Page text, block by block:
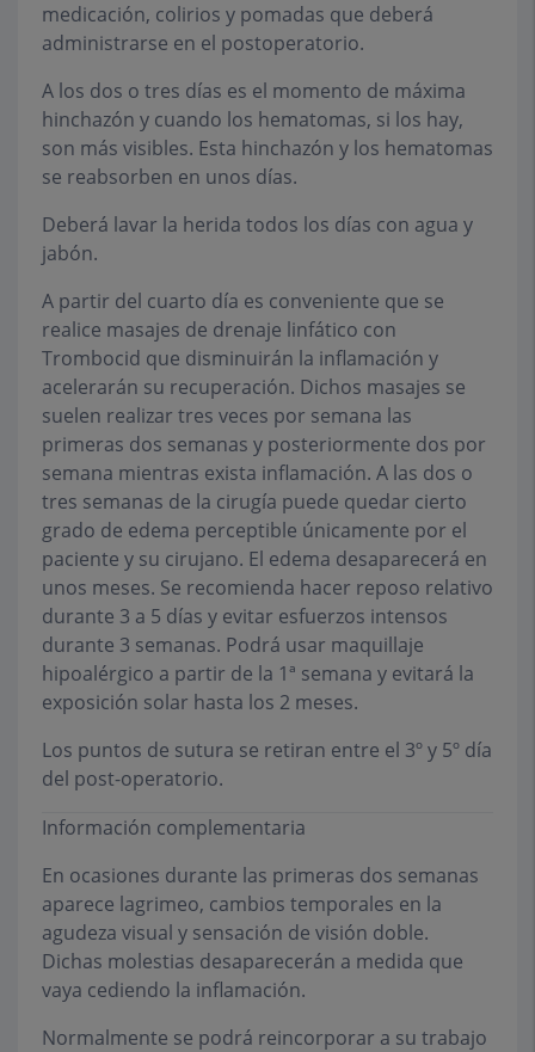
medicación, colirios y pomadas que deberá
administrarse en el postoperatorio.
A los dos o tres días es el momento de máxima
hinchazón y cuando los hematomas, si los hay,
son más visibles. Esta hinchazón y los hematomas
se reabsorben en unos días.
Deberá lavar la herida todos los días con agua y
jabón.
A partir del cuarto día es conveniente que se
realice masajes de drenaje linfático con
Trombocid que disminuirán la inflamación y
acelerarán su recuperación. Dichos masajes se
suelen realizar tres veces por semana las
primeras dos semanas y posteriormente dos por
semana mientras exista inflamación. A las dos o
tres semanas de la cirugía puede quedar cierto
grado de edema perceptible únicamente por el
paciente y su cirujano. El edema desaparecerá en
unos meses. Se recomienda hacer reposo relativo
durante 3 a 5 días y evitar esfuerzos intensos
durante 3 semanas. Podrá usar maquillaje
hipoalérgico a partir de la 1ª semana y evitará la
exposición solar hasta los 2 meses.
Los puntos de sutura se retiran entre el 3º y 5º día
del post-operatorio.
Información complementaria
En ocasiones durante las primeras dos semanas
aparece lagrimeo, cambios temporales en la
agudeza visual y sensación de visión doble.
Dichas molestias desaparecerán a medida que
vaya cediendo la inflamación.
Normalmente se podrá reincorporar a su trabajo